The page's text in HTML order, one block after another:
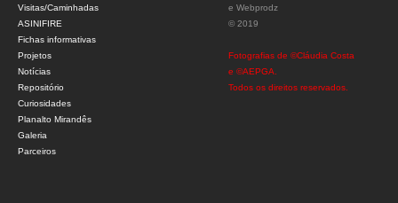
Visitas/Caminhadas
ASINIFIRE
Fichas informativas
Projetos
Notícias
Repositório
Curiosidades
Planalto Mirandês
Galeria
Parceiros
e Webprodz
© 2019
Fotografias de ©Cláudia Costa
e ©AEPGA.
Todos os direitos reservados.